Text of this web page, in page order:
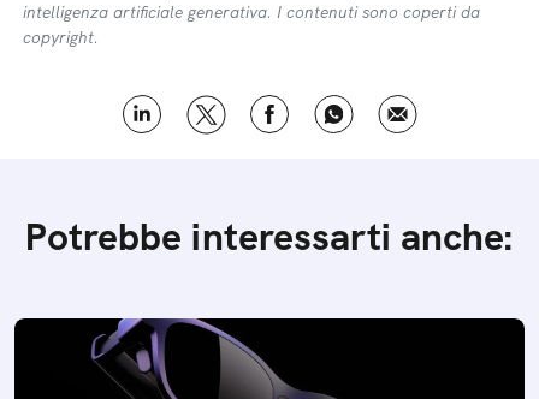
intelligenza artificiale generativa. I contenuti sono coperti da
copyright.
Potrebbe interessarti anche: